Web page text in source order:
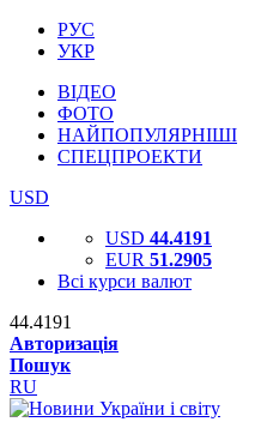
РУС
УКР
ВІДЕО
ФОТО
НАЙПОПУЛЯРНІШІ
СПЕЦПРОЕКТИ
USD
USD 44.4191
EUR 51.2905
Всі курси валют
44.4191
Авторизація
Пошук
RU